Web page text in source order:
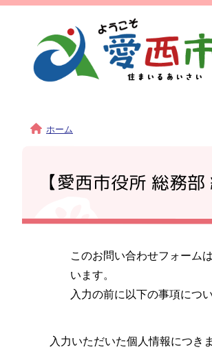
ホーム
【愛西市役所 総務
このお問い合わせフォーム
います。
入力の前に以下の事項につ
入力いただいた個人情報につき